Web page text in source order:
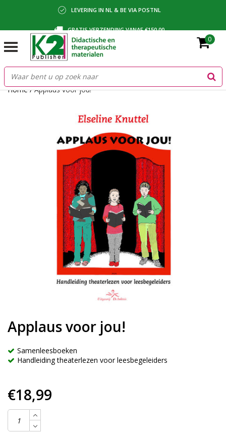
LEVERING IN NL & BE VIA POSTNL
GRATIS VERZENDING VANAF €150,00
BETALING VIA IDEAL, BANCONTACT OF FACTUUR
0
Home/Applaus voor jou!
Applaus voor jou!
Samenleesboeken
Handleiding theaterlezen voor leesbegeleiders
€18,99